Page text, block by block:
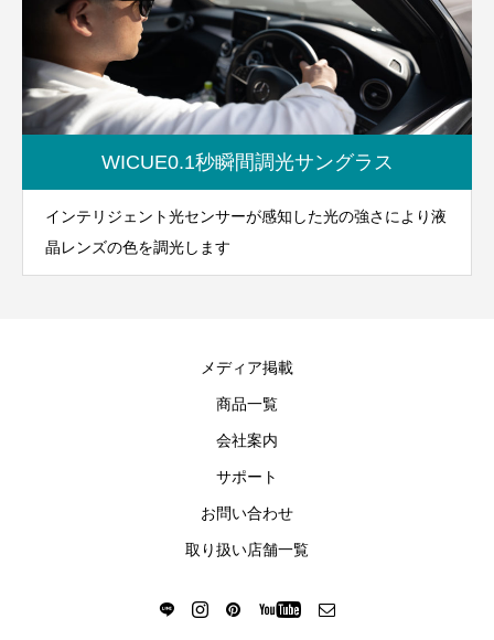
WICUE0.1秒瞬間調光サングラス
インテリジェント光センサーが感知した光の強さにより液
晶レンズの色を調光します
メディア掲載
商品一覧
会社案内
サポート
お問い合わせ
取り扱い店舗一覧